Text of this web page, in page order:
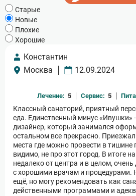
Cтарые
Новые
Плохие
Хорошие
Константин
Москва
12.09.2024
Лечение: 5 Сервис: 5
Классный санаторий, приятный
еда. Единственный минус «Ивушки»
дизайнер, который занимался
остальном все прекрасно.
места где можно провести в тишине
видимо, не про этот город. В итоге
недалеко от центра и в целом,
с хорошими врачам и процедурами.
ещё, но могу рекомендовать как
действенными программами и